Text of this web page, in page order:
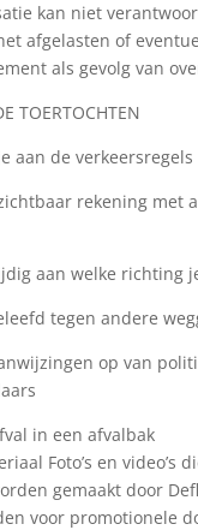
kan niet
afgelasten of
als gevolg van
TOERTOCHTEN
de verkeersregels
rekening met
welke richting je
tegen andere
op van
in een afvalbak
Foto’s en video’s
gemaakt door
voor promotionele